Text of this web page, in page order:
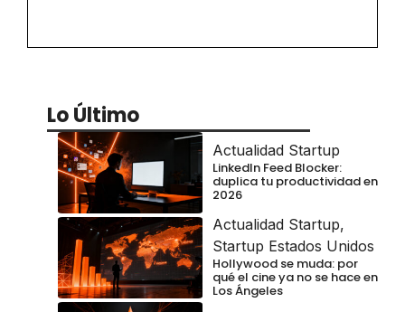
Lo Último
Actualidad Startup
LinkedIn Feed Blocker:
duplica tu productividad en
2026
Actualidad Startup,
Startup Estados Unidos
Hollywood se muda: por
qué el cine ya no se hace en
Los Ángeles